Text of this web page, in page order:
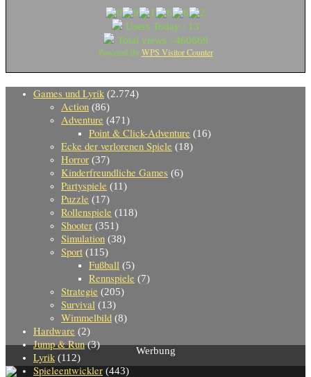
Users Today : 13
Total views : 460669
Powered By WPS Visitor Counter
Games und Lyrik (2.774)
Action (86)
Adventure (471)
Point & Click-Adventure (16)
Ecke der verlorenen Spiele (18)
Horror (37)
Kinderfreundliche Games (6)
Partyspiele (11)
Puzzle (17)
Rollenspiele (118)
Shooter (351)
Simulation (38)
Sport (115)
Fußball (5)
Rennspiele (7)
Strategie (205)
Survival (13)
Wimmelbild (8)
Hardware (2)
Jump & Run(3)
Lyrik (112)
Spieleentwickler (443)
Werbung